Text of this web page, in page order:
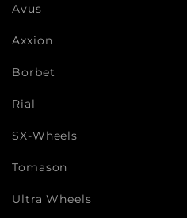
Avus
Axxion
Borbet
Rial
SX-Wheels
Tomason
Ultra Wheels